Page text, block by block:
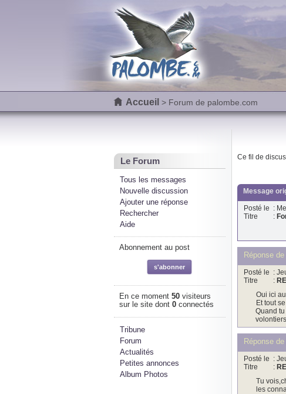
Accueil > Forum de palombe.com
Le Forum
Tous les messages
Nouvelle discussion
Ajouter une réponse
Rechercher
Aide
Abonnement au post
En ce moment 50visiteurs
sur le site dont 0connectés
Tribune
Forum
Actualités
Petites annonces
Album Photos
Ce fil de
Message
Posté le :
Titre
:
Réponse de
Posté le :
Titre
:
Oui ici
Et tout
Quand
Réponse de
Posté le :
Titre
:
Tu
les